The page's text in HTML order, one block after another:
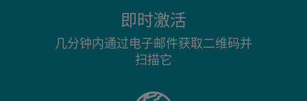
即时激活
几分钟内通过电子邮件获取二维码并
扫描它